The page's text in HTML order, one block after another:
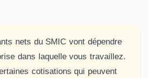
nets du SMIC vont dépendre
dans laquelle vous travaillez.
cotisations qui peuvent